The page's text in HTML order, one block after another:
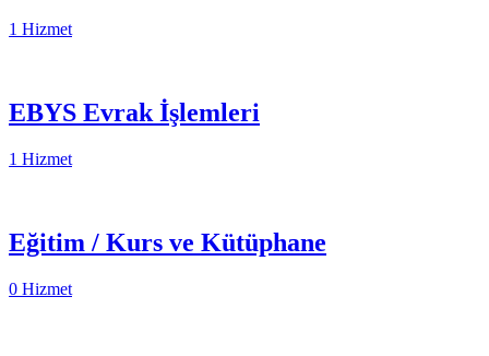
1 Hizmet
EBYS Evrak İşlemleri
1 Hizmet
Eğitim / Kurs ve Kütüphane
0 Hizmet